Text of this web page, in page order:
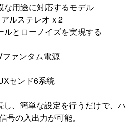
用途に対応するモデル
ルステレオｘ2
とローノイズを実現する
ァンタム電源
センド6系統
し、簡単な設定を行うだけで、ハ
号の入出力が可能。